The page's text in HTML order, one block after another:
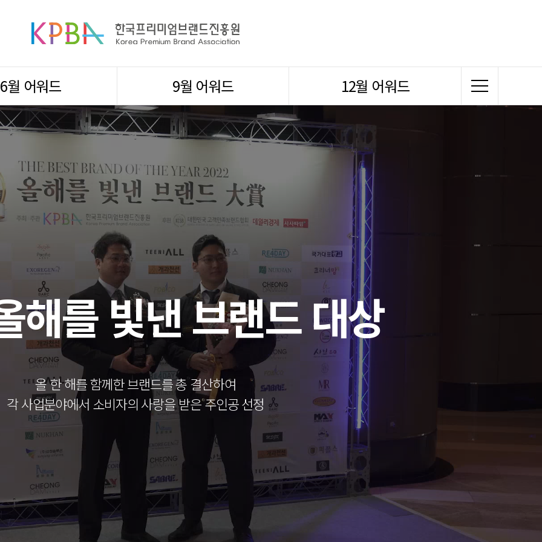
6월 어워드 9월 어워드 12월 어워드
해를 빛낸 브랜드 대상
올 한 해를 함께한 브랜드를 총 결산하여
각 사업분야에서 소비자의 사랑을 받은 주인공 선정